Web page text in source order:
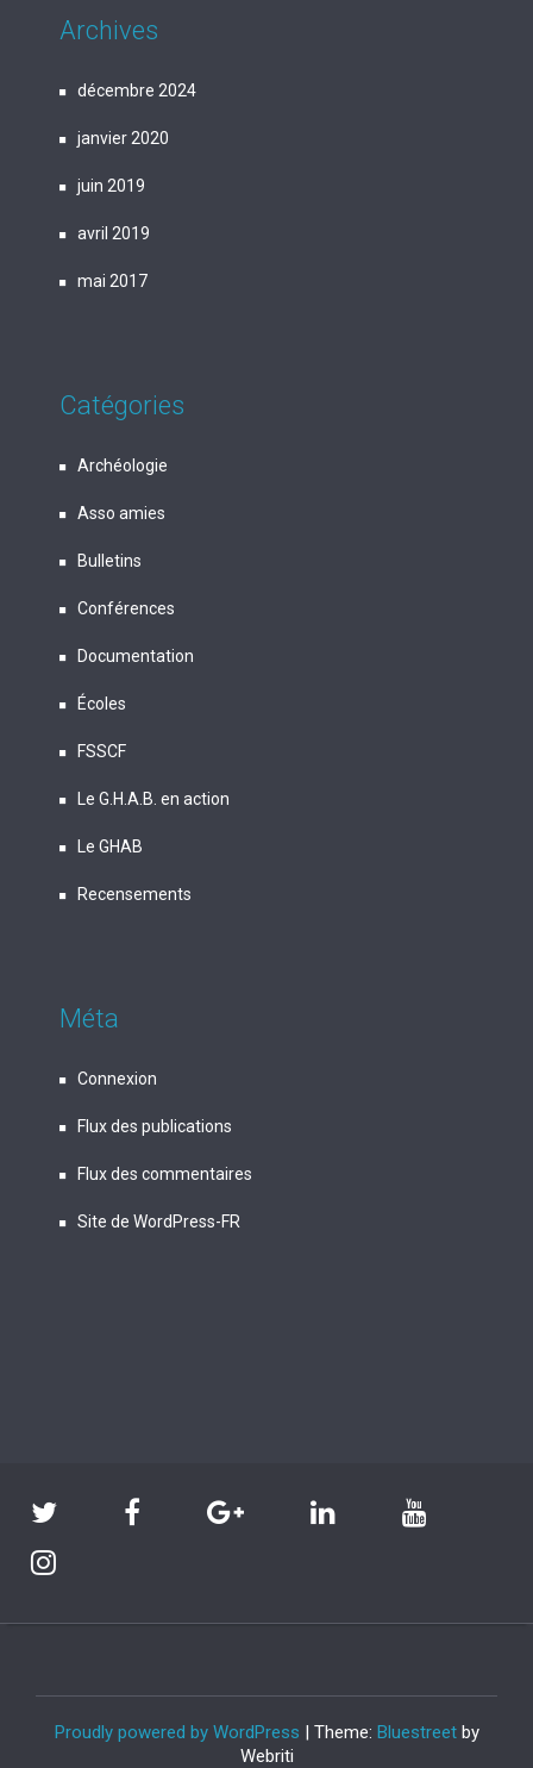
Archives
décembre 2024
janvier 2020
juin 2019
avril 2019
mai 2017
Catégories
Archéologie
Asso amies
Bulletins
Conférences
Documentation
Écoles
FSSCF
Le G.H.A.B. en action
Le GHAB
Recensements
Méta
Connexion
Flux des publications
Flux des commentaires
Site de WordPress-FR
Proudly powered by WordPress | Theme: Bluestreetby
Webriti